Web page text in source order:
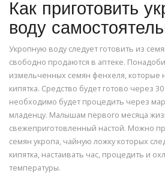
Как приготовить
воду
Укропную воду следует готовить из
свободно продаются в аптеке.
измельченных семян фенхеля, которые
кипятка. Средство будет готово через
необходимо будет процедить через
младенцу. Малышам первого месяца
свежеприготовленный настой. Можно
семян укропа, чайную ложку которых
кипятка, настаивать час, процедить и
температуры.